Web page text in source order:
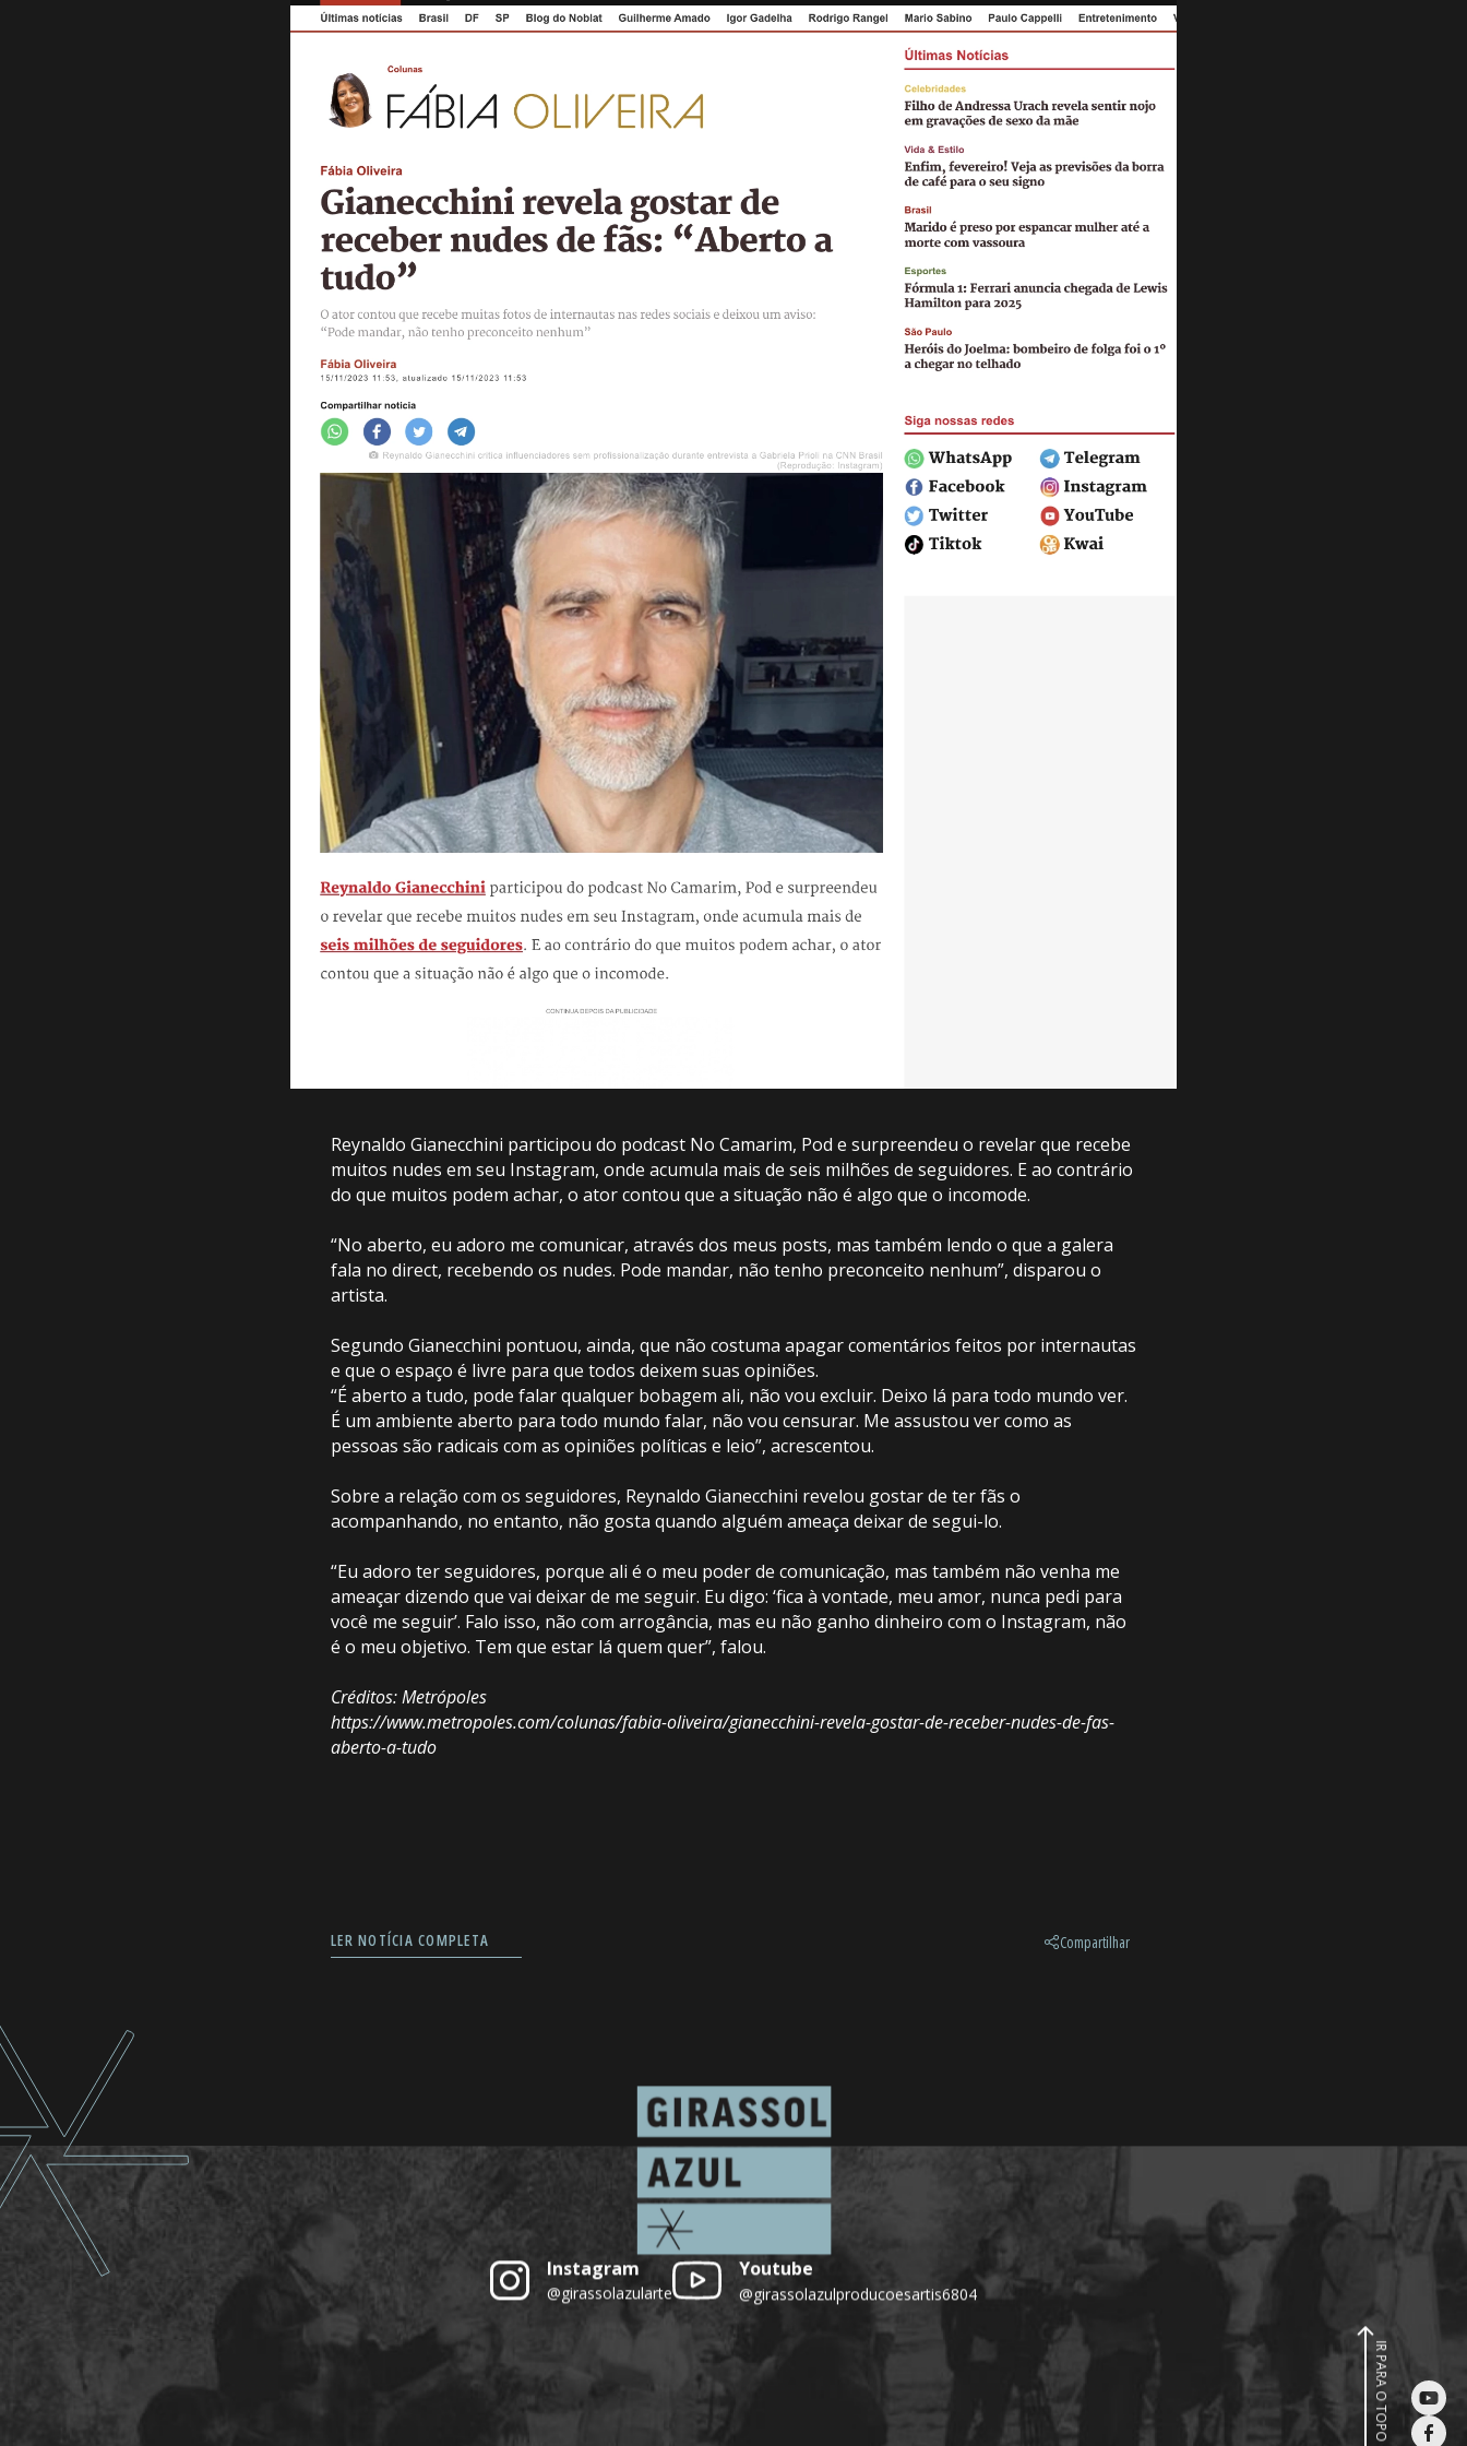
Reynaldo Gianecchini participou do podcast No Camarim, Pod e surpreendeu o revelar que recebe
muitos nudes em seu Instagram, onde acumula mais de seis milhões de seguidores. E ao contrário
do que muitos podem achar, o ator contou que a situação não é algo que o incomode.
“No aberto, eu adoro me comunicar, através dos meus posts, mas também lendo o que a galera
fala no direct, recebendo os nudes. Pode mandar, não tenho preconceito nenhum”, disparou o
artista.
Segundo Gianecchini pontuou, ainda, que não costuma apagar comentários feitos por internautas
e que o espaço é livre para que todos deixem suas opiniões.
“É aberto a tudo, pode falar qualquer bobagem ali, não vou excluir. Deixo lá para todo mundo ver.
É um ambiente aberto para todo mundo falar, não vou censurar. Me assustou ver como as
pessoas são radicais com as opiniões políticas e leio”, acrescentou.
Sobre a relação com os seguidores, Reynaldo Gianecchini revelou gostar de ter fãs o
acompanhando, no entanto, não gosta quando alguém ameaça deixar de segui-lo.
“Eu adoro ter seguidores, porque ali é o meu poder de comunicação, mas também não venha me
ameaçar dizendo que vai deixar de me seguir. Eu digo: ‘fica à vontade, meu amor, nunca pedi para
você me seguir’. Falo isso, não com arrogância, mas eu não ganho dinheiro com o Instagram, não
é o meu objetivo. Tem que estar lá quem quer”, falou.
Créditos: Metrópoles
https://www.metropoles.com/colunas/fabia-oliveira/gianecchini-revela-gostar-de-receber-nudes-de-fas-
aberto-a-tudo
LER NOTÍCIA COMPLETA Compartilhar
Instagram
@girassolazularte
Youtube
@girassolazulproducoesartis6804
IR PARA O TOPO